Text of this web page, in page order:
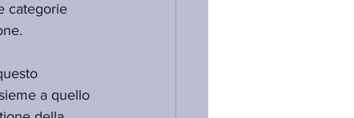
categorie
a quello